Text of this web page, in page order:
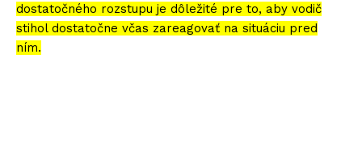
dostatočného rozstupu je dôležité pre to, aby vodič
stihol dostatočne včas zareagovať na situáciu pred
ním.